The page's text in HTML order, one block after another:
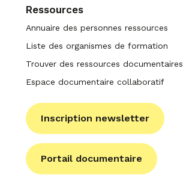
Ressources
Annuaire des personnes ressources
Liste des organismes de formation
Trouver des ressources documentaires
Espace documentaire collaboratif
Inscription newsletter
Portail documentaire